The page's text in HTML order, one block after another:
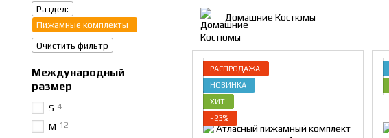
Домашние Костюмы
РАСПРОДАЖА
НОВИНКА
ХИТ
−23%
Раздел:
Пижамные комплекты
Очистить фильтр
Международный
размер
S 4
M 12